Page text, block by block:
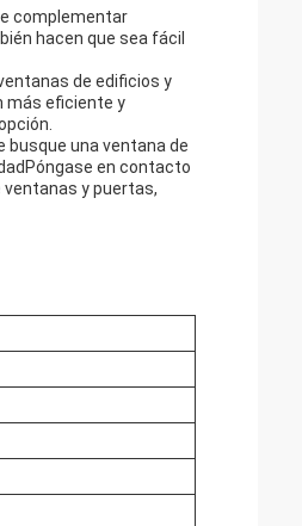
complementar
hacen que sea fácil
de edificios y
más eficiente y
busque una ventana de
en contacto
y puertas,